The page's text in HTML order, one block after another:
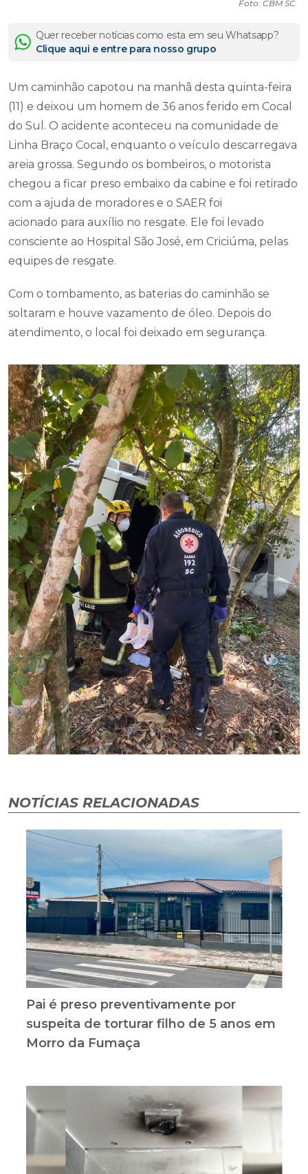
Foto: CBM SC
Quer receber notícias como esta em seu Whatsapp?
Clique aqui e entre para nosso grupo
Um caminhão capotou na manhã desta quinta-feira
(11) e deixou um homem de 36 anos ferido em Cocal
do Sul. O acidente aconteceu na comunidade de
Linha Braço Cocal, enquanto o veículo descarregava
areia grossa. Segundo os bombeiros, o motorista
chegou a ficar preso embaixo da cabine e foi retirado
com a ajuda de moradores e o SAER foi
acionado para auxílio no resgate. Ele foi levado
consciente ao Hospital São José, em Criciúma, pelas
equipes de resgate.
Com o tombamento, as baterias do caminhão se
soltaram e houve vazamento de óleo. Depois do
atendimento, o local foi deixado em segurança.
NOTÍCIAS RELACIONADAS
Pai é preso preventivamente por
suspeita de torturar filho de 5 anos em
Morro da Fumaça